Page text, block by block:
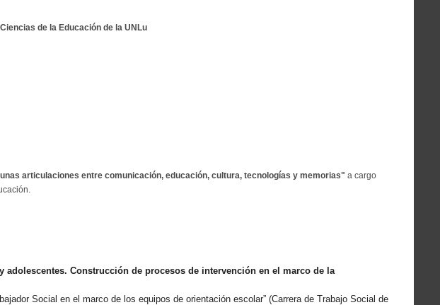
de la Educación de la UNLu
articulaciones entre comunicación, educación, cultura, tecnologías y memorias" a cargo
Construcción de procesos de intervención en el marco de la
Social en el marco de los equipos de orientación escolar” (Carrera de Trabajo Social de